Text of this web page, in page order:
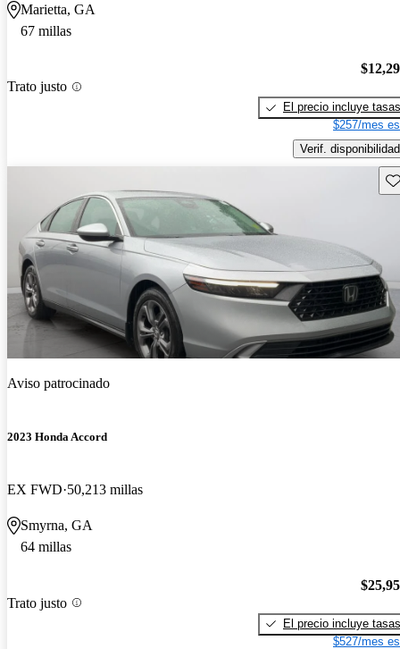
Marietta, GA
67 millas
Trato justo
El precio incluye tasas
$257/mes
Verif. disponibilidad
Aviso patrocinado
2023 Honda Accord
EX FWD 50,213 millas
Smyrna, GA
64 millas
Trato justo
El precio incluye tasas
$527/mes